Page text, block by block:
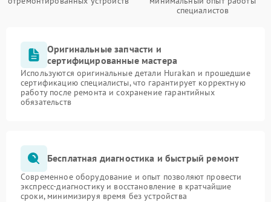
специалистов
Оригинальные запчасти и
сертифицированные мастера
Используются оригинальные детали Hurakan и прошедшие
сертификацию специалисты, что гарантирует корректную
работу после ремонта и сохранение гарантийных
обязательств
Бесплатная диагностика и быстрый ремонт
Современное оборудование и опыт позволяют провести
экспресс-диагностику и восстановление в кратчайшие
сроки, минимизируя время без устройства